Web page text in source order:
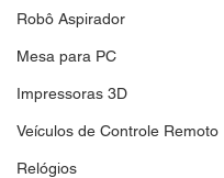
Robô Aspirador
Mesa para PC
Impressoras 3D
Veículos de Controle Remoto
Relógios